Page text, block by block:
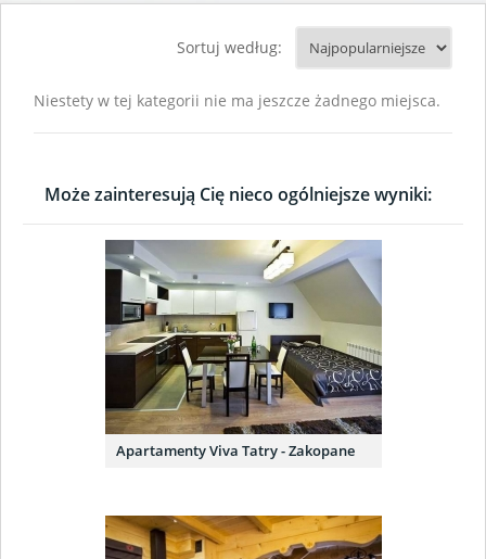
Sortuj według:
Niestety w tej kategorii nie ma jeszcze żadnego miejsca.
Może zainteresują Cię nieco ogólniejsze wyniki:
Apartamenty Viva Tatry - Zakopane